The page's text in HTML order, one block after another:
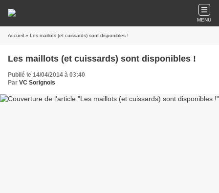
MENU
Accueil » Les maillots (et cuissards) sont disponibles !
Les maillots (et cuissards) sont disponibles !
Publié le 14/04/2014 à 03:40
Par VC Sorignois